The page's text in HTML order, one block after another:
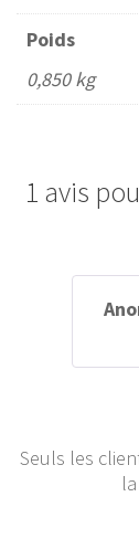
Poids
0,850 kg
1 avis
Seuls les